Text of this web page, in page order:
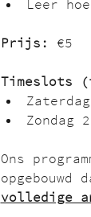
Leer
Prijs: €5
Timeslots
Zondag
Ons
volledige